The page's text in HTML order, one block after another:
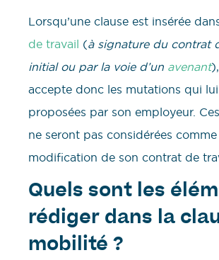
Lorsqu’une clause est insérée
de travail (à signature du contrat
initial ou par la voie d’un avenant
accepte donc les mutations qui
proposées par son employeur.
ne seront pas considérées
modification de son contrat de
Quels sont les
rédiger dans la
mobilité ?